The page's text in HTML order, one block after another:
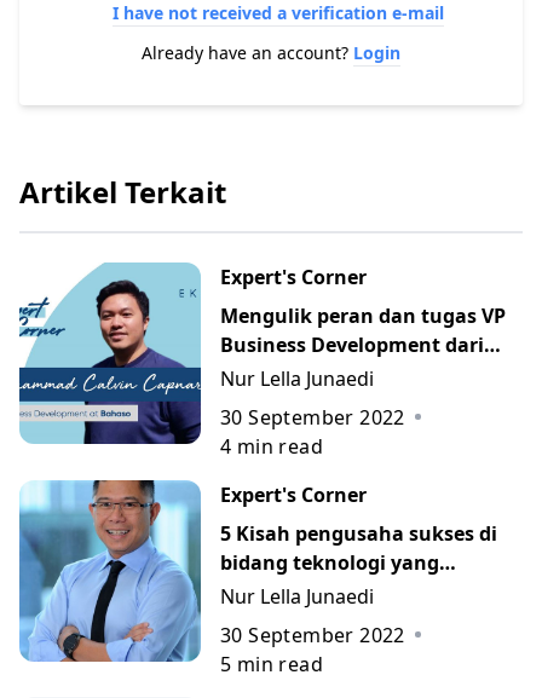
I have not received a verification e-mail
Already have an account? Login
Artikel Terkait
Expert's Corner
Mengulik peran dan tugas VP
Business Development dari
Bahaso
Nur Lella Junaedi
30 September 2022
4 min read
Expert's Corner
5 Kisah pengusaha sukses di
bidang teknologi yang
menginspirasi
Nur Lella Junaedi
30 September 2022
5 min read